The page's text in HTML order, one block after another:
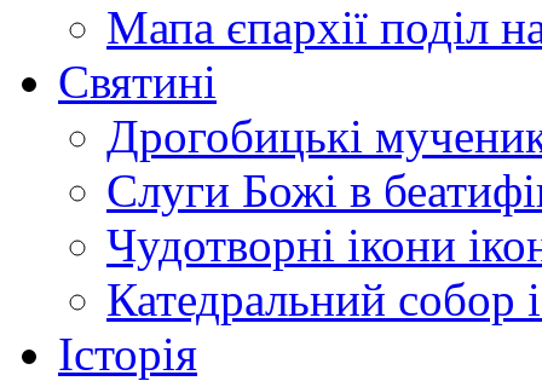
Мапа єпархії поділ
Святині
Дрогобицькі
Слуги Божі в
Чудотворні ікони
Катедральний собор
Історія